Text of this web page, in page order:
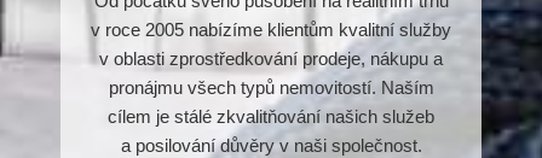
v roce 2005 nabízíme klientům kvalitní služby
v oblasti zprostředkování prodeje, nákupu a
pronájmu všech typů nemovitostí. Naším
cílem je stálé zkvalitňování našich služeb
a posilování důvěry v naši společnost.